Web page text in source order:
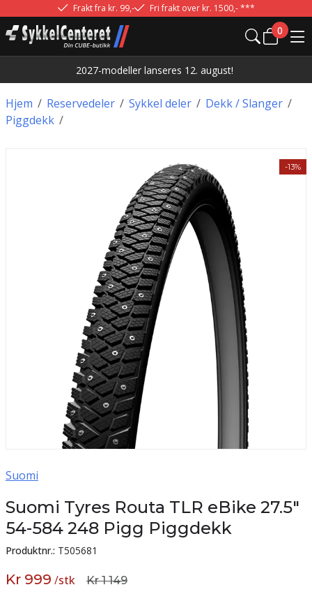
Frakt fra kr. 99,- Fri frakt over kr. 1500,- ***
0
2027-modeller lanseres 12. august!
/
Hjem /
Reservedeler /
Sykkel deler /
Dekk / Slanger
/
Piggdekk
-13%
Suomi
Suomi Tyres Routa TLR eBike 27.5"
54-584 248 Pigg Piggdekk
Produktnr.: T505681
Kr 999 /stk Kr 1 149